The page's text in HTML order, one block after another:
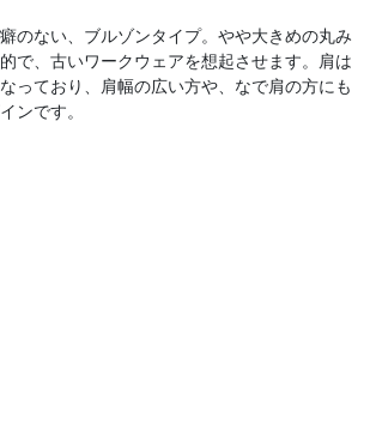
のない、ブルゾンタイプ。やや大きめの丸み
で、古いワークウェアを想起させます。肩は
っており、肩幅の広い方や、なで肩の方にも
ンです。